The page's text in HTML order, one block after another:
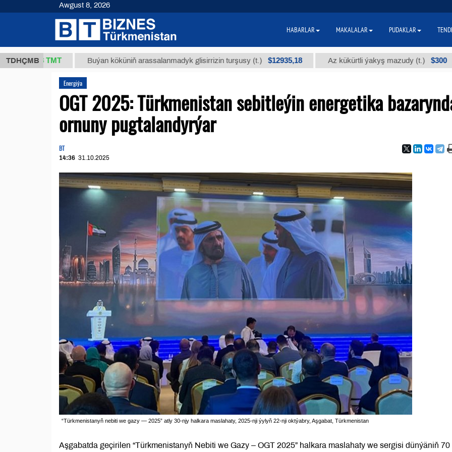
TDHÇMB
37,8 ТМТ Buýan köküniň arassalanmadyk glisirrizin turşusy (t.) $12935,18 Az kükürtli ýakyş mazudy (t.) $300
Energiýa
OGT 2025: Türkmenistan sebitleýin energetika
ornuny pugtalandyrýar
BT
14:36 31.10.2025
“Türkmenistanyň nebiti we gazy — 2025” atly 30-njy halkara maslahaty, 2025-nji ýylyň 22-nji oktýabry, Aşgabat, Türkmenistan
Aşgabatda geçirilen “Türkmenistanyň Nebiti we Gazy – OGT 2025” halkara maslahaty we sergisi dünýäniň 70
Awgust 8, 2026
HABARLAR MAKALALAR PUDAKLAR